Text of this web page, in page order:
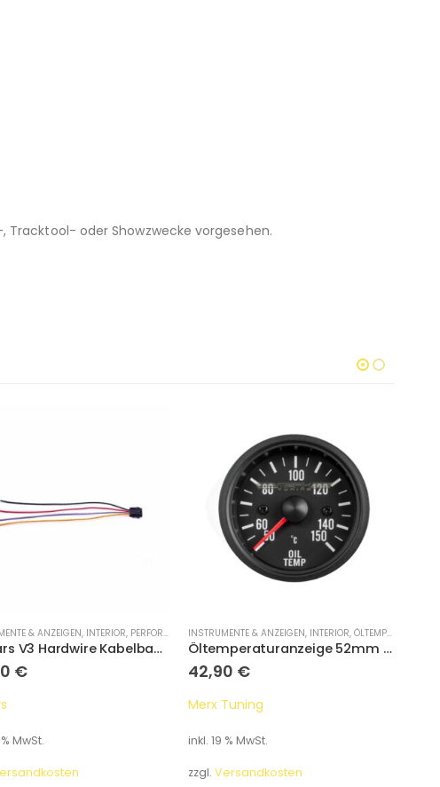
Tracktool- oder Showzwecke vorgesehen.
& ANZEIGEN, INTERIOR, PERFORMANCE DISPLAYS ,ZUBEHÖR
P3 Cars V3 Hardwire Kabelbaum
€
MwSt.
INSTRUMENTE & ANZEIGEN, INTERIOR, ÖLTEMPERATURANZEIGE
Öltemperaturanzeige 52mm Classic Serie
42,90 €
Merx Tuning
inkl. 19 % MwSt.
zzgl. Versandkosten